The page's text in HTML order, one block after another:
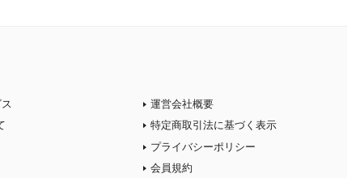
運営会社概要
特定商取引法に基づく表示
プライバシーポリシー
会員規約